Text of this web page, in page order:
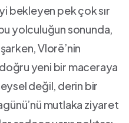
bekleyen ​pek⁣ çok sır
yolculuğun sonunda,
Vlorë’nin
⁣yeni ‍bir maceraya
değil, derin bir
mutlaka ziyaret